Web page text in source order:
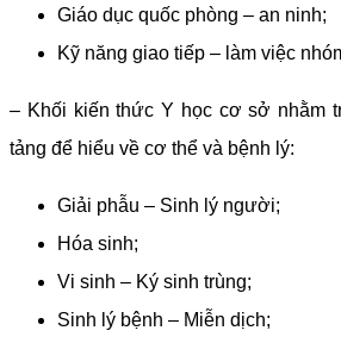
Giáo dục quốc phòng – an ninh;
Kỹ năng giao tiếp – làm việc
– Khối kiến thức Y học cơ sở nhằm
tảng để hiểu về cơ thể và bệnh lý:
Giải phẫu – Sinh lý người;
Hóa sinh;
Vi sinh – Ký sinh trùng;
Sinh lý bệnh – Miễn dịch;